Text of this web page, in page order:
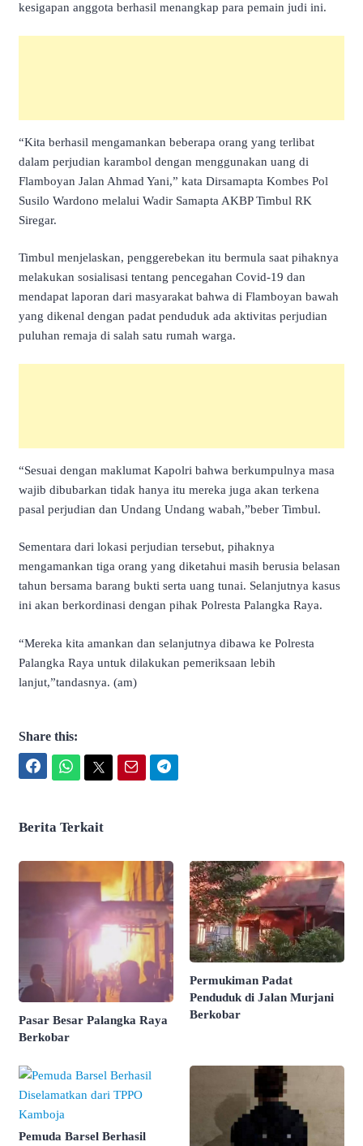
kesigapan anggota berhasil menangkap para pemain judi ini.
“Kita berhasil mengamankan beberapa orang yang terlibat
dalam perjudian karambol dengan menggunakan uang di
Flamboyan Jalan Ahmad Yani,” kata Dirsamapta Kombes Pol
Susilo Wardono melalui Wadir Samapta AKBP Timbul RK
Siregar.
Timbul menjelaskan, penggerebekan itu bermula saat pihaknya
melakukan sosialisasi tentang pencegahan Covid-19 dan
mendapat laporan dari masyarakat bahwa di Flamboyan bawah
yang dikenal dengan padat penduduk ada aktivitas perjudian
puluhan remaja di salah satu rumah warga.
“Sesuai dengan maklumat Kapolri bahwa berkumpulnya masa
wajib dibubarkan tidak hanya itu mereka juga akan terkena
pasal perjudian dan Undang Undang wabah,”beber Timbul.
Sementara dari lokasi perjudian tersebut, pihaknya
mengamankan tiga orang yang diketahui masih berusia belasan
tahun bersama barang bukti serta uang tunai. Selanjutnya kasus
ini akan berkordinasi dengan pihak Polresta Palangka Raya.
“Mereka kita amankan dan selanjutnya dibawa ke Polresta
Palangka Raya untuk dilakukan pemeriksaan lebih
lanjut,”tandasnya. (am)
Share this:
Berita Terkait
Pasar Besar Palangka Raya
Berkobar
Permukiman Padat
Penduduk di Jalan Murjani
Berkobar
Pemuda Barsel Berhasil